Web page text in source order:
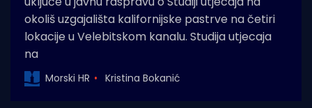
okoliš uzgajališta kalifornijske pastrve na četiri
lokacije u Velebitskom kanalu. Studija utjecaja
na
Morski HR Kristina Bokanić